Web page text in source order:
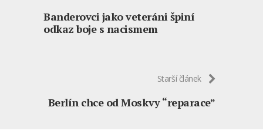
Banderovci jako veteráni špiní
odkaz boje s nacismem
Starší článek
Berlín chce od Moskvy “reparace”